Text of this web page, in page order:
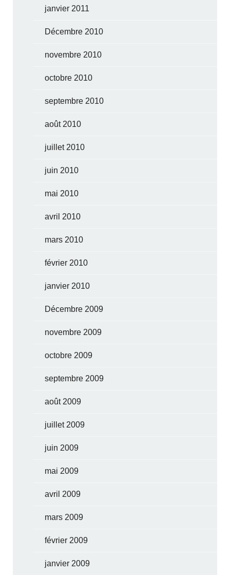
janvier 2011
Décembre 2010
novembre 2010
octobre 2010
septembre 2010
août 2010
juillet 2010
juin 2010
mai 2010
avril 2010
mars 2010
février 2010
janvier 2010
Décembre 2009
novembre 2009
octobre 2009
septembre 2009
août 2009
juillet 2009
juin 2009
mai 2009
avril 2009
mars 2009
février 2009
janvier 2009